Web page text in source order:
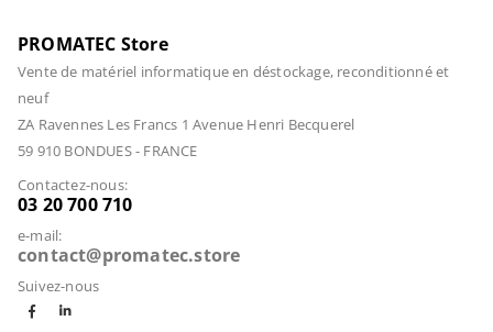
PROMATEC Store
Vente de matériel informatique en déstockage, reconditionné et
neuf
ZA Ravennes Les Francs 1 Avenue Henri Becquerel
59 910 BONDUES - FRANCE
Contactez-nous:
03 20 700 710
e-mail:
contact@promatec.store
Suivez-nous